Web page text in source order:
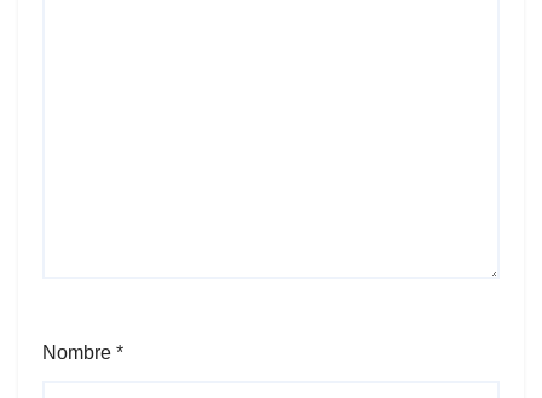
Nombre *